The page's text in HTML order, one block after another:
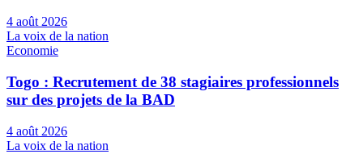
4 août 2026
La voix de la nation
Economie
Togo : Recrutement de 38 stagiaires professionnels
sur des projets de la BAD
4 août 2026
La voix de la nation